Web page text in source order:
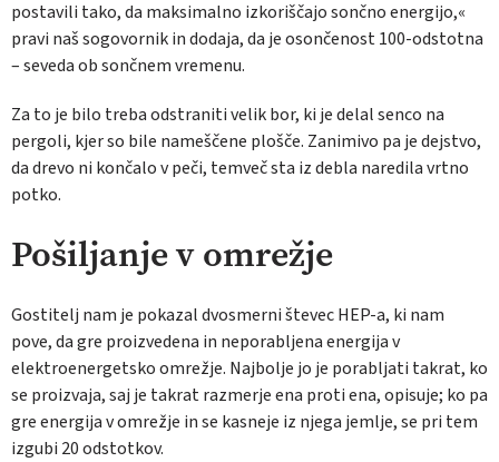
postavili tako, da maksimalno izkoriščajo sončno energijo,«
pravi naš sogovornik in dodaja, da je osončenost 100-odstotna
– seveda ob sončnem vremenu.
Za to je bilo treba odstraniti velik bor, ki je delal senco na
pergoli, kjer so bile nameščene plošče. Zanimivo pa je dejstvo,
da drevo ni končalo v peči, temveč sta iz debla naredila vrtno
potko.
Pošiljanje v omrežje
Gostitelj nam je pokazal dvosmerni števec HEP-a, ki nam
pove, da gre proizvedena in neporabljena energija v
elektroenergetsko omrežje. Najbolje jo je porabljati takrat, ko
se proizvaja, saj je takrat razmerje ena proti ena, opisuje; ko pa
gre energija v omrežje in se kasneje iz njega jemlje, se pri tem
izgubi 20 odstotkov.